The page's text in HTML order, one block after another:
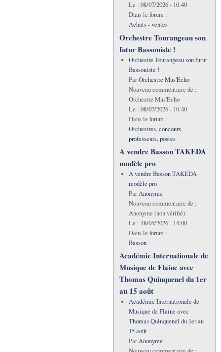
Le : 08/07/2026 - 10:40
Dans le forum :
Achats - ventes
Orchestre Tourangeau son
futur Bassoniste !
Orchestre Tourangeau son futur
Bassoniste !
ParOrchestre Mus'Echo
Nouveau commentaire de :
Orchestre Mus'Echo
Le : 08/07/2026 - 10:40
Dans le forum :
Orchestres, concours,
professeurs, postes
A vendre Basson TAKEDA
modèle pro
A vendre Basson TAKEDA
modèle pro
ParAnonyme
Nouveau commentaire de :
Anonyme (non vérifié)
Le : 18/05/2026 - 14:00
Dans le forum :
Basson
Académie Internationale de
Musique de Flaine avec
Thomas Quinquenel du 1er
au 15 août
Académie Internationale de
Musique de Flaine avec
Thomas Quinquenel du 1er au
15 août
ParAnonyme